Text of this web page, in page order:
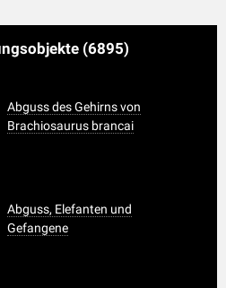
(6895)
Abguss des Gehirns von
Brachiosaurus brancai
Abguss, Elefanten und
Gefangene